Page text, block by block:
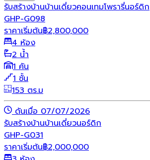
รับสร้างบ้านบ้านเดี่ยวคอนเทมโพรารี่นอร์ดิก
GHP-G098
ราคาเริ่มต้น฿2,800,000
4 ห้อง
2 น้ำ
1 คัน
1 ชั้น
153 ตร.ม
ดันเมื่อ 07/07/2026
รับสร้างบ้านบ้านเดี่ยวนอร์ดิก
GHP-G031
ราคาเริ่มต้น฿2,000,000